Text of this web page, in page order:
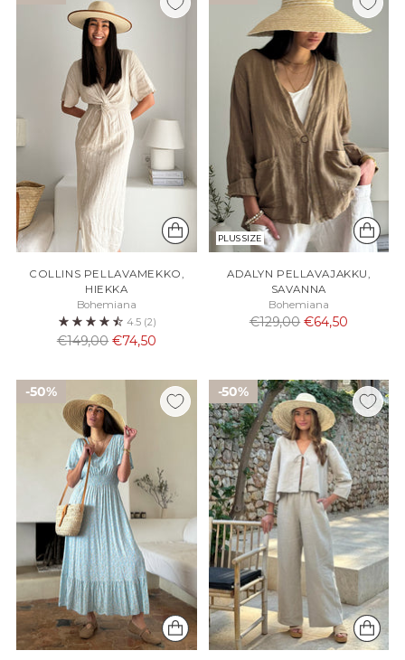
COLLINS PELLAVAMEKKO,
HIEKKA
Bohemiana
4.5 (2)
Normaali
€149,00 €74,50
PLUS SIZE
ADALYN PELLAVAJAKKU,
SAVANNA
Bohemiana
Normaali
€129,00 €64,50
50% 50%